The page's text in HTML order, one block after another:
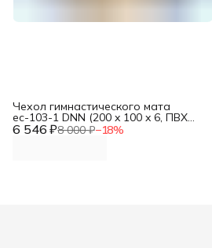
6 546 ₽8 000 ₽−18%
Чехол гимнастического мата
ес-103-1 DNN (200 x 100 x 6, ПВХ
630г/м2, низ ПВХ)